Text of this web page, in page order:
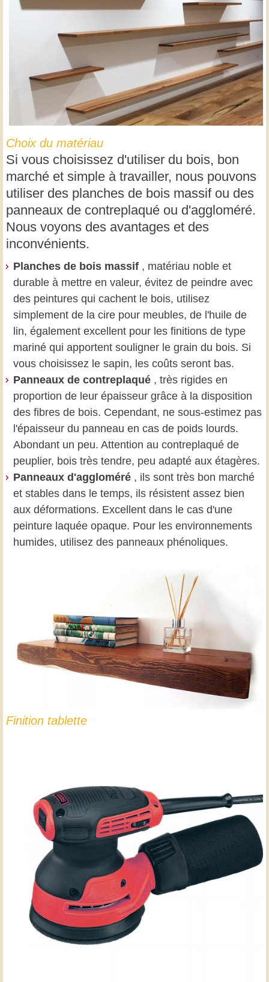
Choix du matériau
Si vous choisissez d'utiliser du bois, bon
marché et simple à travailler, nous pouvons
utiliser des planches de bois massif ou des
panneaux de contreplaqué ou d'aggloméré.
Nous voyons des avantages et des
inconvénients.
Planches de bois massif , matériau noble et
durable à mettre en valeur, évitez de peindre avec
des peintures qui cachent le bois, utilisez
simplement de la cire pour meubles, de l'huile de
lin, également excellent pour les finitions de type
mariné qui apportent souligner le grain du bois. Si
vous choisissez le sapin, les coûts seront bas.
Panneaux de contreplaqué , très rigides en
proportion de leur épaisseur grâce à la disposition
des fibres de bois. Cependant, ne sous-estimez pas
l'épaisseur du panneau en cas de poids lourds.
Abondant un peu. Attention au contreplaqué de
peuplier, bois très tendre, peu adapté aux étagères.
Panneaux d'aggloméré , ils sont très bon marché
et stables dans le temps, ils résistent assez bien
aux déformations. Excellent dans le cas d'une
peinture laquée opaque. Pour les environnements
humides, utilisez des panneaux phénoliques.
Finition tablette